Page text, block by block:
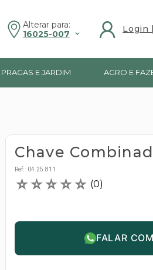
Alterar para:
16025-007
PRAGAS E JARDIM AGRO E
Chave
Ref: : 04.25.811
☆☆☆☆☆ (0)
FALAR